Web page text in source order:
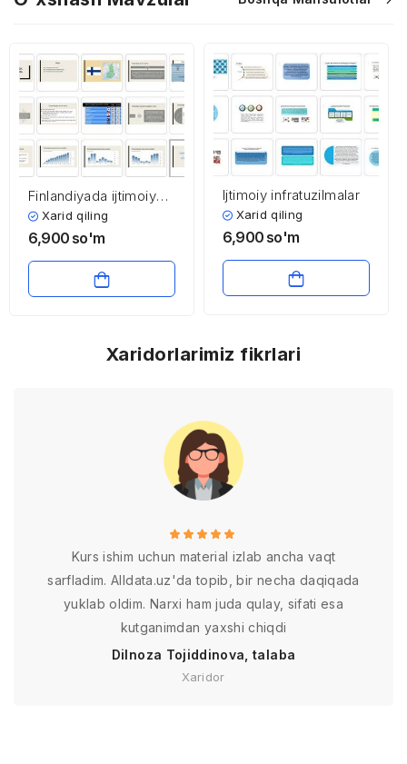
Finlandiyada ijtimoiy
sohaXarid qiling
6,900 so'm
Ijtimoiy infratuzilmalar
Xarid qiling
6,900 so'm
Xaridorlarimiz fikrlari
Kurs ishim uchun material izlab ancha vaqt
sarfladim. Alldata.uz'da topib, bir necha daqiqada
yuklab oldim. Narxi ham juda qulay, sifati esa
kutganimdan yaxshi chiqdi
Dilnoza Tojiddinova, talaba
Xaridor